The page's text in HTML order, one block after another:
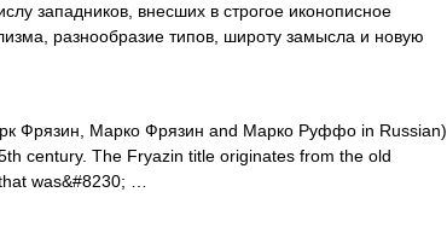
западников, внесших в строгое иконописное
разнообразие типов, широту замысла и новую
Фрязин, Марко Фрязин and Марко Руффо in Russian)
century. The Fryazin title originates from the old
was&#8230; …